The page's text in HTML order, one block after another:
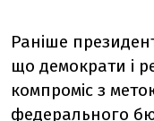
Раніше
що демократи і
компроміс з
федерального